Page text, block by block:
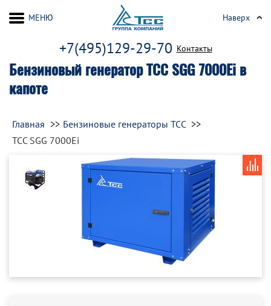
Бензиновый генератор ТСС SGG 7000Ei в
капоте
+7(495)129-29-70 Контакты
МЕНЮ Наверх
Главная
Бензиновые генераторы ТСС
ТСС SGG 7000Ei